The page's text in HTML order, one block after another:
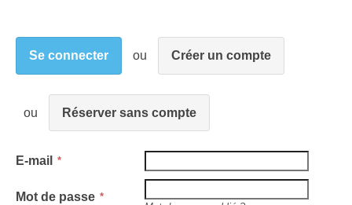
Se connecter Créer un compte
Réserver sans compte
E-mail
Mot de passe